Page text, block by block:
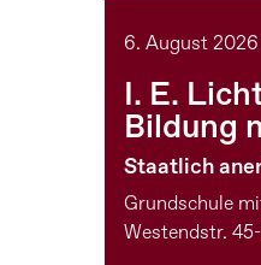
6. August
I. E.
Bildung
Staatlich
Grundschule
Westendstr.